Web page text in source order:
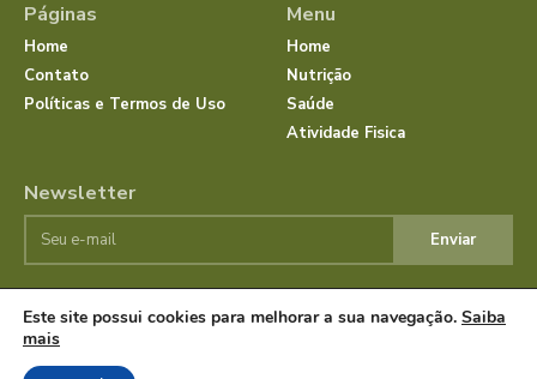
Páginas
Home
Contato
Políticas e Termos de Uso
Menu
Home
Nutrição
Saúde
Atividade Fisica
Newsletter
Enviar
© JornalSaudeBemEstar.Com.Br 2025 Todos os direitos
reservados.
Este site possui cookies para melhorar a sua navegação. Saiba
mais